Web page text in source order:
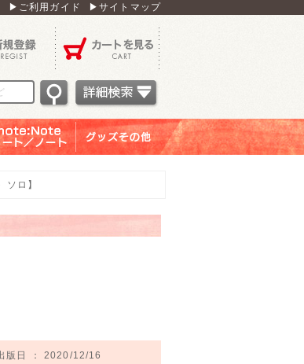
▶ご利用ガイド ▶サイトマップ
ロ】
版日 ： 2020/12/16